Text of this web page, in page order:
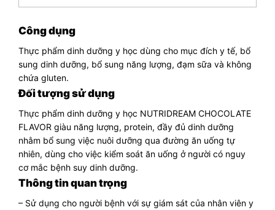
Công dụng
Thực phẩm dinh dưỡng y học dùng cho mục đích y tế, bổ
sung dinh dưỡng, bổ sung năng lượng, đạm sữa và không
chứa gluten.
Đối tượng sử dụng
Thực phẩm dinh dưỡng y học NUTRIDREAM CHOCOLATE
FLAVOR giàu năng lượng, protein, đầy đủ dinh dưỡng
nhằm bổ sung việc nuôi dưỡng qua đường ăn uống tự
nhiên, dùng cho việc kiểm soát ăn uống ở người có nguy
cơ mắc bệnh suy dinh dưỡng.
Thông tin quan trọng
– Sử dụng cho người bệnh với sự giám sát của nhân viên y